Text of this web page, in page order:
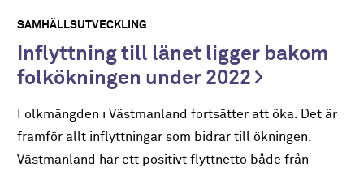
SAMHÄLLSUTVECKLING
Inflyttning till länet ligger bakom
folkökningen under 2022
Folkmängden i Västmanland fortsätter att öka. Det är
framför allt inflyttningar som bidrar till ökningen.
Västmanland har ett positivt flyttnetto både från